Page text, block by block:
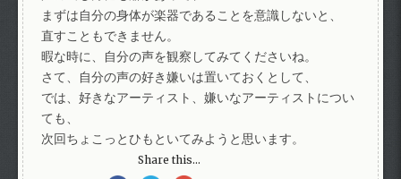
まずは自分の身体が楽器であることを意識しないと、
直すこともできません。
暇な時に、自分の声を観察してみてくださいね。
さて、自分の声の好き嫌いは置いておくとして、
では、好きなアーティスト、嫌いなアーティストについ
ても、
次回ちょこっとひもといてみようと思います。
Share this...